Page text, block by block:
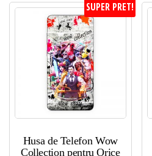
SUPER PRET!
Husa de Telefon Wow
Collection pentru Orice